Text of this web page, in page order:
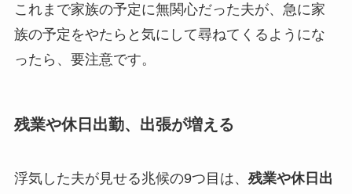
これまで家族の予定に無関心だった夫が、急に家
族の予定をやたらと気にして尋ねてくるようにな
ったら、要注意です。
残業や休日出勤、出張が増える
浮気した夫が見せる兆候の9つ目は、 残業や休日出